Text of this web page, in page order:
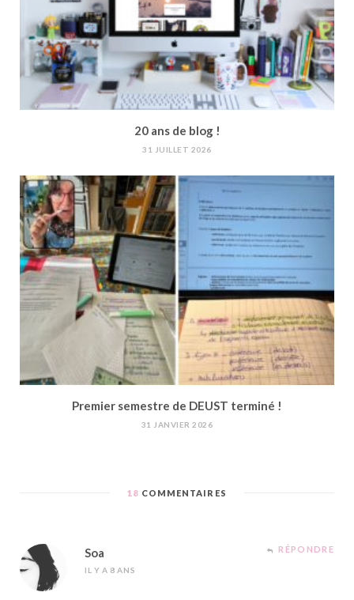
20 ans de blog !
31 JUILLET 2026
Premier semestre de DEUST terminé !
31 JANVIER 2026
18 COMMENTAIRES
Soa
IL Y A 8 ANS
RÉPONDRE